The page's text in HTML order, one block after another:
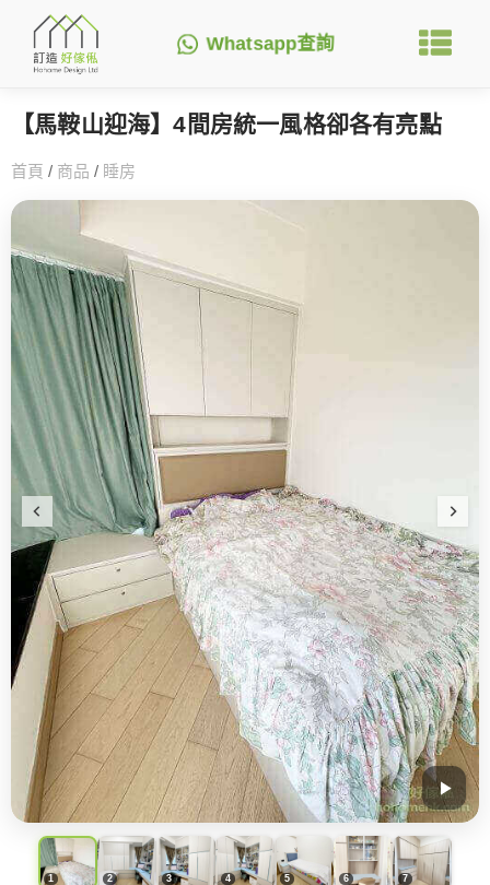
Whatsapp查詢
【馬鞍山迎海】4間房統一風格卻各有亮點
首頁 / 商品 / 睡房